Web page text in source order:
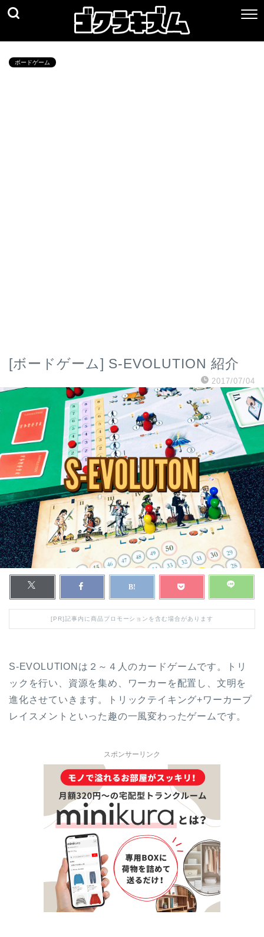
ボードゲーム
[ボードゲーム] S-EVOLUTION 紹介
2017/07/04
[PR]記事内に商品プロモーションを含む場合があります
S-EVOLUTIONは２～４人のカードゲームです。トリ
ックを行い、資源を集め、ワーカーを配置し、文明を
進化させていきます。トリックテイキング+ワーカープ
レイスメントといった趣の一風変わったゲームです。
スポンサーリンク